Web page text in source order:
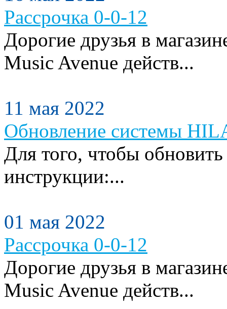
Рассрочка 0-0-12
Дорогие друзья в
Music Avenue действ...
11 мая 2022
Обновление системы
Для того, чтобы
инструкции:...
01 мая 2022
Рассрочка 0-0-12
Дорогие друзья в
Music Avenue действ...